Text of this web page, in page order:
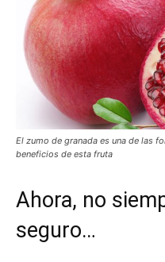
El zumo de granada es una de las
beneficios de esta fruta
Ahora, no
seguro…